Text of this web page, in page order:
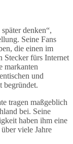
denken“,
Seine Fans
die einen im
Stecker fürs Internet
markanten
und
begründet.
tragen maßgeblich
bei. Seine
haben ihm eine
viele Jahre